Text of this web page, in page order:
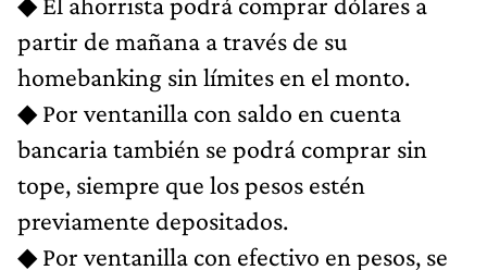
partir de mañana a través de su
homebanking sin límites en el monto.
◆ Por ventanilla con saldo en cuenta
bancaria también se podrá comprar sin
tope, siempre que los pesos estén
previamente depositados.
◆ Por ventanilla con efectivo en pesos, se